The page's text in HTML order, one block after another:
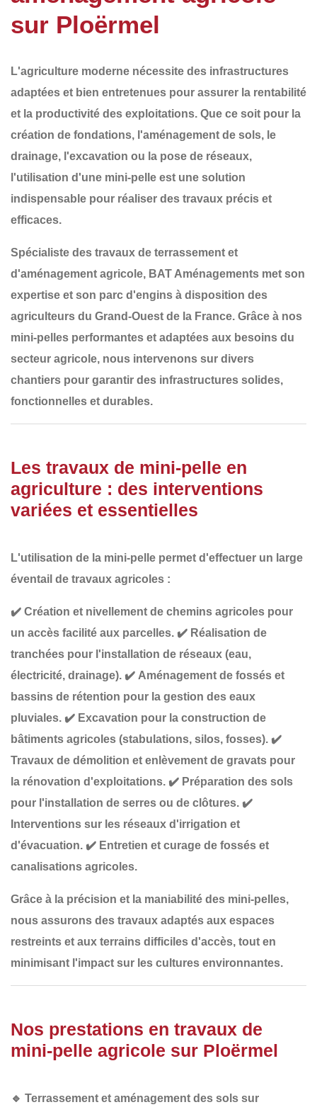
sur Ploërmel
L'agriculture moderne nécessite des infrastructures
adaptées et bien entretenues pour assurer la rentabilité
et la productivité des exploitations. Que ce soit pour la
création de fondations, l'aménagement de sols, le
drainage, l'excavation ou la pose de réseaux,
l'utilisation d'une mini-pelle est une solution
indispensable pour réaliser des travaux précis et
efficaces.
Spécialiste des travaux de terrassement et
d'aménagement agricole, BAT Aménagements met son
expertise et son parc d'engins à disposition des
agriculteurs du Grand-Ouest de la France. Grâce à nos
mini-pelles performantes et adaptées aux besoins du
secteur agricole, nous intervenons sur divers
chantiers pour garantir des infrastructures solides,
fonctionnelles et durables.
Les travaux de mini-pelle en
agriculture : des interventions
variées et essentielles
L'utilisation de la mini-pelle permet d'effectuer un large
éventail de travaux agricoles :
✔️ Création et nivellement de chemins agricoles pour
un accès facilité aux parcelles. ✔️ Réalisation de
tranchées pour l'installation de réseaux (eau,
électricité, drainage). ✔️ Aménagement de fossés et
bassins de rétention pour la gestion des eaux
pluviales. ✔️ Excavation pour la construction de
bâtiments agricoles (stabulations, silos, fosses). ✔️
Travaux de démolition et enlèvement de gravats pour
la rénovation d'exploitations. ✔️ Préparation des sols
pour l'installation de serres ou de clôtures. ✔️
Interventions sur les réseaux d'irrigation et
d'évacuation. ✔️ Entretien et curage de fossés et
canalisations agricoles.
Grâce à la précision et la maniabilité des mini-pelles,
nous assurons des travaux adaptés aux espaces
restreints et aux terrains difficiles d'accès, tout en
minimisant l'impact sur les cultures environnantes.
Nos prestations en travaux de
mini-pelle agricole sur Ploërmel
🔹 Terrassement et aménagement des sols sur